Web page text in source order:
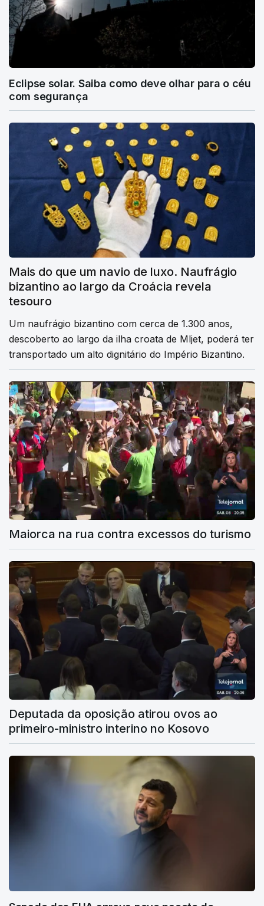
Eclipse solar. Saiba como deve olhar para o céu
com segurança
Mais do que um navio de luxo. Naufrágio
bizantino ao largo da Croácia revela
tesouro
Um naufrágio bizantino com cerca de 1.300 anos,
descoberto ao largo da ilha croata de Mljet, poderá ter
transportado um alto dignitário do Império Bizantino.
Maiorca na rua contra excessos do turismo
Deputada da oposição atirou ovos ao
primeiro-ministro interino no Kosovo